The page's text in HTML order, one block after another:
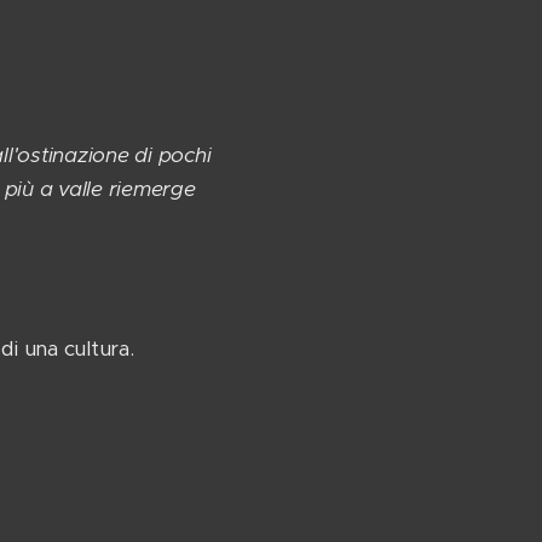
di pochi
a valle riemerge
una cultura.